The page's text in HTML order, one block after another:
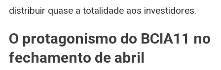
distribuir quase a totalidade aos investidores.
O protagonismo do BCIA11 no
fechamento de abril